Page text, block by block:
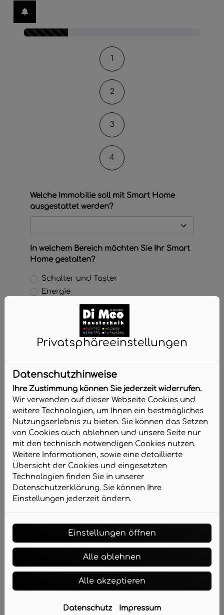
Kontaktformular-Fortschritt
1
2
3
4
Welche Immobilie soll mit Smart Home
ausgestattet werden?
In welchem Bereich möchten Sie Ihr Smart
Home gestalten?
Schalter und Taster
Energie
Beleuchtung
Unterhaltung
Sonstiges
ja
nein
Haben Sie in Ihrer Immobilie Haustiere?
ja
nein
Nächster Schritt
Cookie-Consent-Tool öffnen, um die für dieses
öffnen und schließen
Privatsphäre­einstellungen
Datenschutzhinweise
Ihre Zustimmung können Sie jederzeit widerrufen.
Wir verwenden auf dieser Webseite Cookies und
weitere Technologien, um Ihnen ein bestmögliches
Nutzungserlebnis zu bieten. Sie können das Setzen
von Cookies auch ablehnen und unsere Seite nur
mit den technisch notwendigen Cookies nutzen.
Weitere Informationen, sowie eine detaillierte
Übersicht der Cookies und eingesetzten
Technologien finden Sie in unserer
Datenschutzerklärung. Sie können Ihre
Einstellungen jederzeit ändern.
Einstellungen öffnen
Alle ablehnen
Alle akzeptieren
Datenschutz Impressum